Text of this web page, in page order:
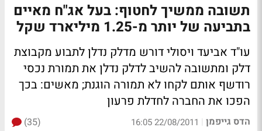
תשובה ממשיך לחטוף: בעל אג"ח מאיים
בתביעה של יותר מ-1.25 מיליארד שקל
עו"ד אביעד ויסולי דורש מדלק נדלן לתבוע מקבוצת
דלק ומתשובה להשיב לדלק נדלן את תמורת נכסי
רודשף אותם לקחו לא תמורה הוגנת; מאשים: בכך
הפכו את החברה לחדלת פרעון
הדס גייפמן |
22/08/2011 16:05
(35)